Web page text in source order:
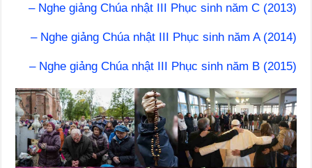
– Nghe giảng Chúa nhật III Phục sinh năm C (2013)
– Nghe giảng Chúa nhật III Phục sinh năm A (2014)
– Nghe giảng Chúa nhật III Phục sinh năm B (2015)